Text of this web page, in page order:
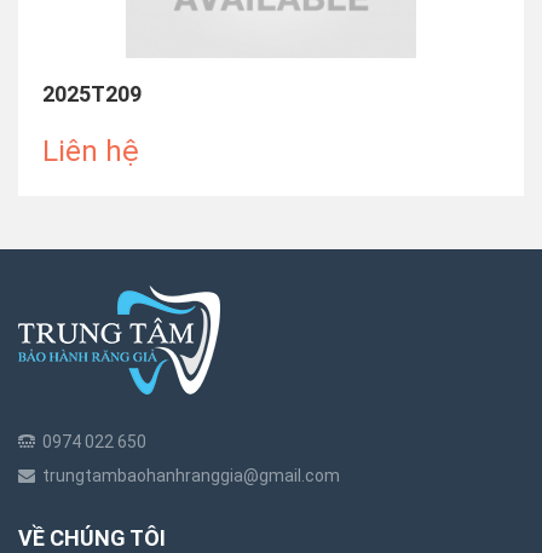
0974 022 650
trungtambaohanhranggia@gmail.com
VỀ CHÚNG TÔI